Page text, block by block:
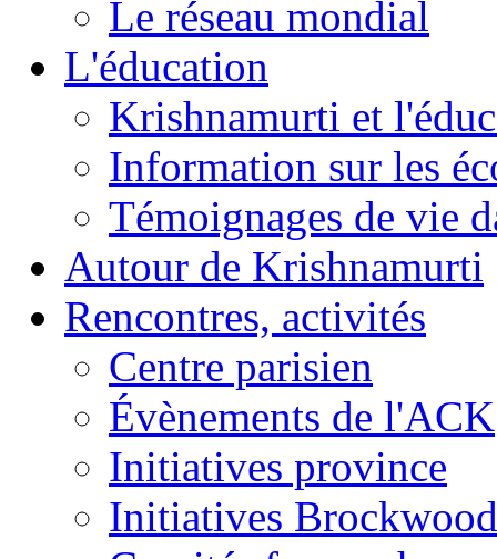
Le réseau mondial
L'éducation
Krishnamurti et
Information sur les
Témoignages de vie
Autour de Krishnamurti
Rencontres, activités
Centre parisien
Évènements de l'ACK
Initiatives province
Initiatives Brockwood